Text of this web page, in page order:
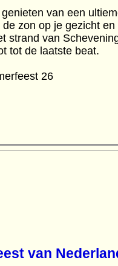
van een
zon op je gezicht
strand van
tot de laatste beat.
26
van